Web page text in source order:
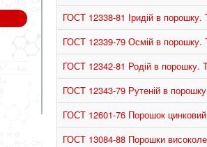
ГОСТ 12338-81 Іридій в порошку.
ГОСТ 12339-79 Осмій в порошку.
ГОСТ 12342-81 Родій в порошку.
ГОСТ 12343-79 Рутеній в
ГОСТ 12601-76 Порошок
ГОСТ 13084-88 Порошки